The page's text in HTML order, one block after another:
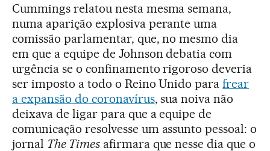
Cummings relatou nesta mesma semana,
numa aparição explosiva perante uma
comissão parlamentar, que, no mesmo dia
em que a equipe de Johnson debatia com
urgência se o confinamento rigoroso deveria
ser imposto a todo o Reino Unido parafrear
a expansão do coronavírus, sua noiva não
deixava de ligar para que a equipe de
comunicação resolvesse um assunto pessoal: o
jornal The Timesafirmara que nesse dia que o